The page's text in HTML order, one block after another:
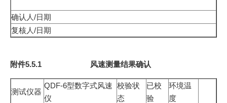
确认人/日期
复核人/日期
附件5.5.1 风速测量结果确认
测试仪器
QDF-6型数字式风速
仪
校验状
态
已校
验
环境温
度